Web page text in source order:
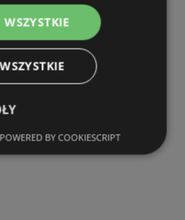
WSZYSTKIE
POWERED BY COOKIESCRIPT